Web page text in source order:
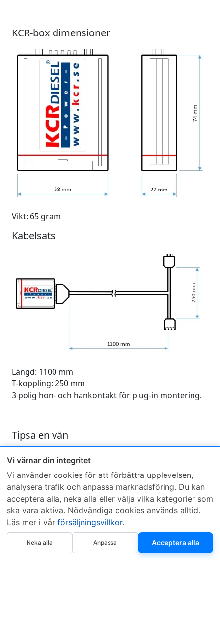
Vi värnar din integritet
Vi använder cookies för att förbättra upplevelsen,
analysera trafik och anpassa marknadsföring. Du kan
acceptera alla, neka alla eller välja vilka kategorier som
ska vara aktiva. Nödvändiga cookies används alltid.
Läs mer i vår försäljningsvillkor.
Neka alla Anpassa Acceptera alla
Köp nu
KCR-box dimensioner
Vikt: 65 gram
Kabelsats
Längd: 1100 mm
T-koppling: 250 mm
3 polig hon- och hankontakt för plug-in montering.
Tipsa en vän
Skicka ett e-mail och tipsa en vän om denna produkt
Sveriges mest sålda dieselbox
Kontakta KCR
Om KCR/Garantier
Återförsäljare
Sök KCR-box